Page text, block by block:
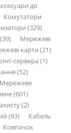
до
Комутатори
(329)
Мережеві
карти (21)
сервера (1)
(52)
Мережеве
(601)
(2)
(93)
Кабель
Ковпачок